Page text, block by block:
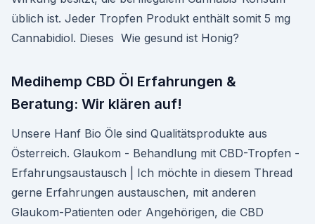
üblich ist. Jeder Tropfen Produkt enthält somit 5 mg
Cannabidiol. Dieses Wie gesund ist Honig?
Medihemp CBD Öl Erfahrungen &
Beratung: Wir klären auf!
Unsere Hanf Bio Öle sind Qualitätsprodukte aus
Österreich. Glaukom - Behandlung mit CBD-Tropfen -
Erfahrungsaustausch | Ich möchte in diesem Thread
gerne Erfahrungen austauschen, mit anderen
Glaukom-Patienten oder Angehörigen, die CBD